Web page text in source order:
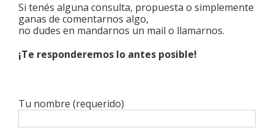
Si tenés alguna consulta, propuesta o simplemente
ganas de comentarnos algo,
no dudes en mandarnos un mail o llamarnos.
¡Te responderemos lo antes posible!
Tu nombre (requerido)